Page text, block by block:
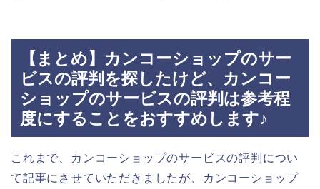
【まとめ】カンコーショップのサー
ビスの評判を探したけど、カンコー
ショップのサービスの評判は参考程
度にすることをおすすめします♪
これまで、カンコーショップのサービスの評判につい
て記事にさせていただきましたが、カンコーショップ